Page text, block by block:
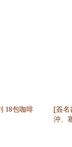
[簽名
沖、